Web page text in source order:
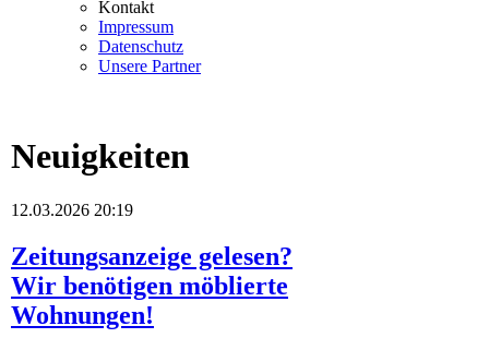
Kontakt
Impressum
Datenschutz
Unsere Partner
Neuigkeiten
12.03.2026 20:19
Zeitungsanzeige gelesen?
Wir benötigen möblierte
Wohnungen!